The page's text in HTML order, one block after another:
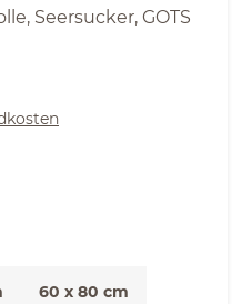
Seersucker, GOTS
60 x 80 cm